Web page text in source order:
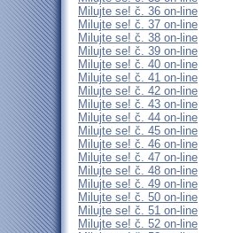
Milujte se! č. 36 on-line
Milujte se! č. 37 on-line
Milujte se! č. 38 on-line
Milujte se! č. 39 on-line
Milujte se! č. 40 on-line
Milujte se! č. 41 on-line
Milujte se! č. 42 on-line
Milujte se! č. 43 on-line
Milujte se! č. 44 on-line
Milujte se! č. 45 on-line
Milujte se! č. 46 on-line
Milujte se! č. 47 on-line
Milujte se! č. 48 on-line
Milujte se! č. 49 on-line
Milujte se! č. 50 on-line
Milujte se! č. 51 on-line
Milujte se! č. 52 on-line